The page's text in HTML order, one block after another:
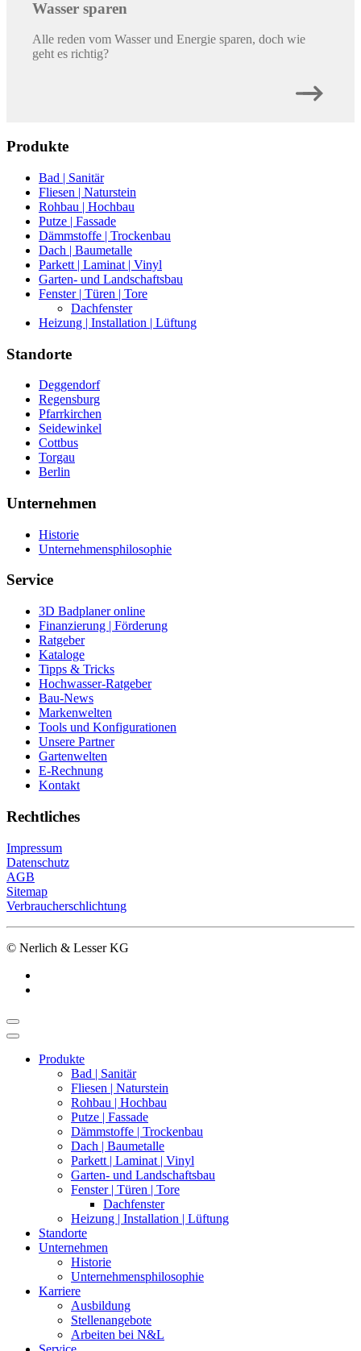
Wasser sparen
Alle reden vom Wasser und Energie sparen, doch wie
geht es richtig?
Produkte
Bad | Sanitär
Fliesen | Naturstein
Rohbau | Hochbau
Putze | Fassade
Dämmstoffe | Trockenbau
Dach | Baumetalle
Parkett | Laminat | Vinyl
Garten- und Landschaftsbau
Fenster | Türen | Tore
Dachfenster
Heizung | Installation | Lüftung
Standorte
Deggendorf
Regensburg
Pfarrkirchen
Seidewinkel
Cottbus
Torgau
Berlin
Unternehmen
Historie
Unternehmensphilosophie
Service
3D Badplaner online
Finanzierung | Förderung
Ratgeber
Kataloge
Tipps & Tricks
Hochwasser-Ratgeber
Bau-News
Markenwelten
Tools und Konfigurationen
Unsere Partner
Gartenwelten
E-Rechnung
Kontakt
Rechtliches
Impressum
Datenschutz
AGB
Sitemap
Verbraucherschlichtung
© Nerlich & Lesser KG
Produkte
Bad | Sanitär
Fliesen | Naturstein
Rohbau | Hochbau
Putze | Fassade
Dämmstoffe | Trockenbau
Dach | Baumetalle
Parkett | Laminat | Vinyl
Garten- und Landschaftsbau
Fenster | Türen | Tore
Dachfenster
Heizung | Installation | Lüftung
Standorte
Unternehmen
Historie
Unternehmensphilosophie
Karriere
Ausbildung
Stellenangebote
Arbeiten bei N&L